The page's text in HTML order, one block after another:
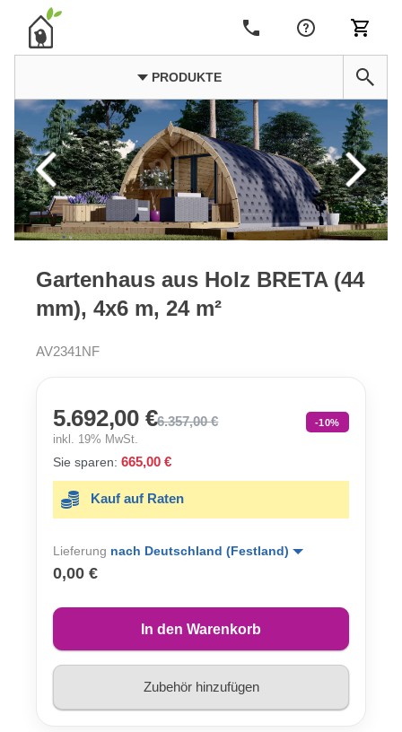
PRODUKTE
Gartenhaus aus Holz BRETA (44
mm), 4x6 m, 24 m²
AV2341NF
5.692,00 €6.357,00 € -10%
inkl. 19% MwSt.
Sie sparen: 665,00 €
Kauf auf Raten
Lieferung nach Deutschland (Festland)
0,00 €
In den Warenkorb
Zubehör hinzufügen